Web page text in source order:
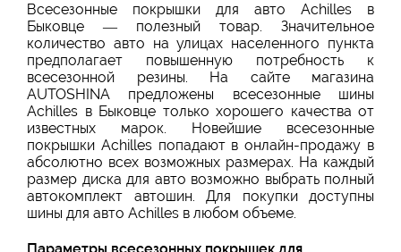
Всесезонные покрышки для авто Achilles в
Быковце — полезный товар. Значительное
количество авто на улицах населенного пункта
предполагает повышенную потребность к
всесезонной резины. На сайте магазина
AUTOSHINA предложены всесезонные шины
Achilles в Быковце только хорошего качества от
известных марок. Новейшие всесезонные
покрышки Achilles попадают в онлайн-продажу в
абсолютно всех возможных размерах. На каждый
размер диска для авто возможно выбрать полный
автокомплект автошин. Для покупки доступны
шины для авто Achilles в любом объеме.